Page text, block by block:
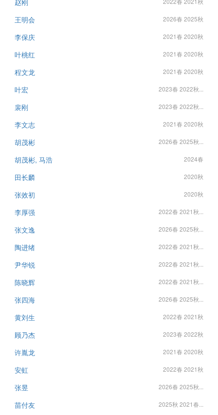
王明会 2026春 2025秋
李保庆 2021春 2020秋
叶桃红 2021春 2020秋
程文龙 2021春 2020秋
叶宏 2023春 2022秋...
裴刚 2023春 2022秋...
李文志 2021春 2020秋
胡茂彬 2026春 2025秋...
胡茂彬, 马浩 2024春
田长麟 2020秋
张效初 2020秋
李厚强 2022春 2021秋...
张文逸 2026春 2025秋...
陶进绪 2022春 2021秋...
尹华锐 2022春 2021秋...
陈晓辉 2022春 2021秋...
张四海 2026春 2025秋...
黄刘生 2022春 2021秋
顾乃杰 2023春 2022秋
许胤龙 2021春 2020秋
安虹 2022春 2021秋
张昱 2026春 2025秋...
苗付友 2025秋 2021春...